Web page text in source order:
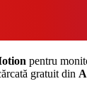
pentru
gratuit din